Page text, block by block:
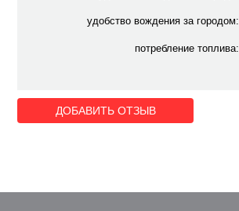
удобство вождения за городом:
потребление топлива:
ДОБАВИТЬ ОТЗЫВ